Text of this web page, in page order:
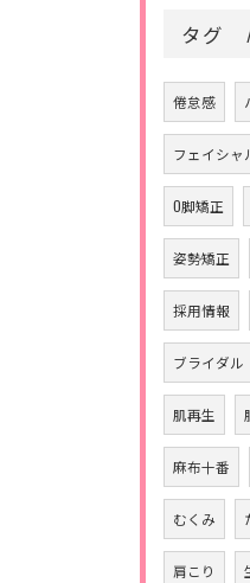
タグ
倦怠感
フェイシャ
O脚矯正
姿勢矯正
採用情報
ブライダル
肌再生
麻布十番
むくみ
肩こり